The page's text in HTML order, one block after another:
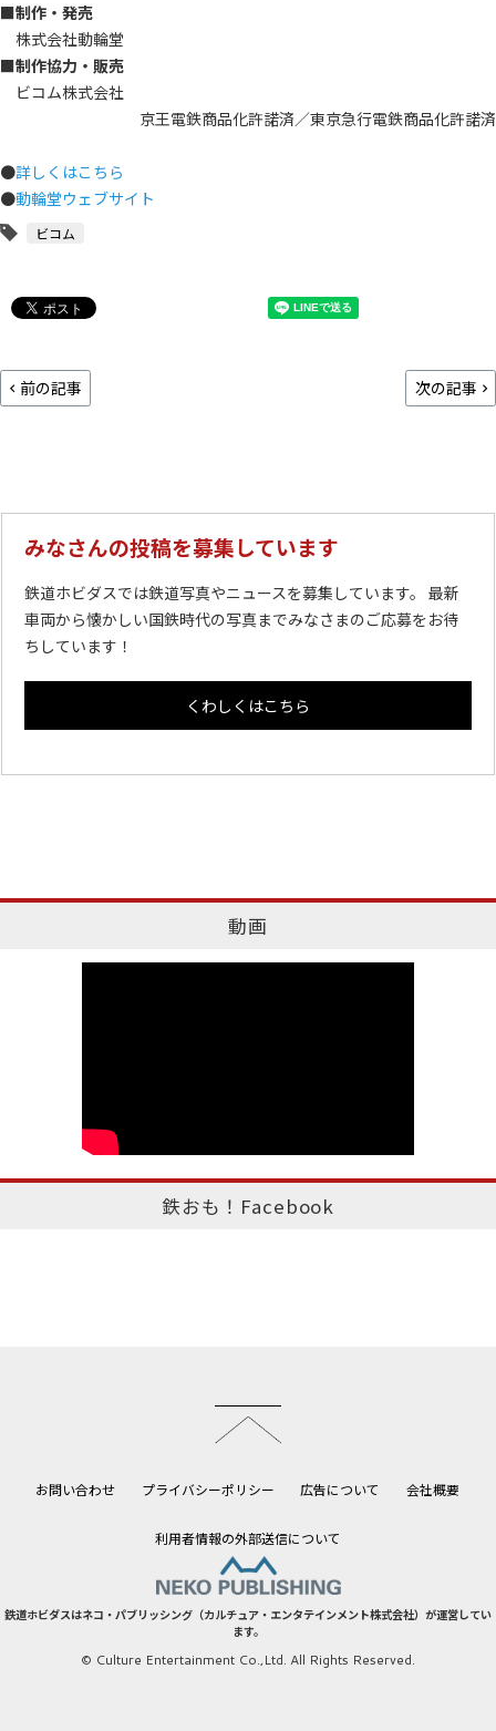
■制作・発売
株式会社動輪堂
■制作協力・販売
ビコム株式会社
京王電鉄商品化許諾済／東京急行電鉄商品化許諾済
●詳しくはこちら
●動輪堂ウェブサイト
ビコム
前の記事 次の記事
みなさんの投稿を募集しています
鉄道ホビダスでは鉄道写真やニュースを募集しています。 最新
車両から懐かしい国鉄時代の写真までみなさまのご応募をお待
ちしています！
くわしくはこちら
動画
鉄おも！Facebook
お問い合わせ プライバシーポリシー 広告について 会社概要
利用者情報の外部送信について
鉄道ホビダスはネコ・パブリッシング（カルチュア・エンタテインメント株式会社）が運営してい
ます。
© Culture Entertainment Co.,Ltd. All Rights Reserved.